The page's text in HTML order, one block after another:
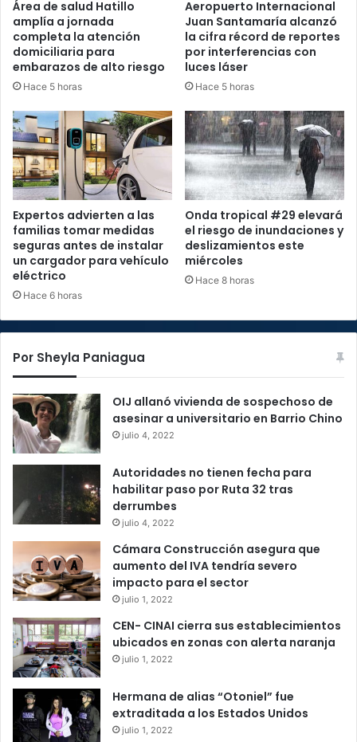
Área de salud Hatillo
amplía a jornada
completa la atención
domiciliaria para
embarazos de alto riesgo
Hace 5 horas
Aeropuerto Internacional
Juan Santamaría alcanzó
la cifra récord de reportes
por interferencias con
luces láser
Hace 5 horas
Expertos advierten a las
familias tomar medidas
seguras antes de instalar
un cargador para vehículo
eléctrico
Hace 6 horas
Onda tropical #29 elevará
el riesgo de inundaciones y
deslizamientos este
miércoles
Hace 8 horas
Por Sheyla Paniagua
OIJ allanó vivienda de sospechoso de
asesinar a universitario en Barrio Chino
julio 4, 2022
Autoridades no tienen fecha para
habilitar paso por Ruta 32 tras
derrumbes
julio 4, 2022
Cámara Construcción asegura que
aumento del IVA tendría severo
impacto para el sector
julio 1, 2022
CEN- CINAI cierra sus establecimientos
ubicados en zonas con alerta naranja
julio 1, 2022
Hermana de alias “Otoniel” fue
extraditada a los Estados Unidos
julio 1, 2022